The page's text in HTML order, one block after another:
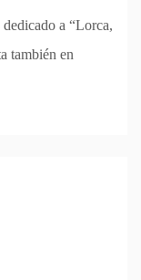
a “Lorca,
también en